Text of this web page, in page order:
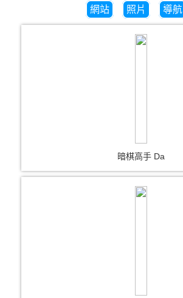
網站 照片 導航
暗棋高手 Da